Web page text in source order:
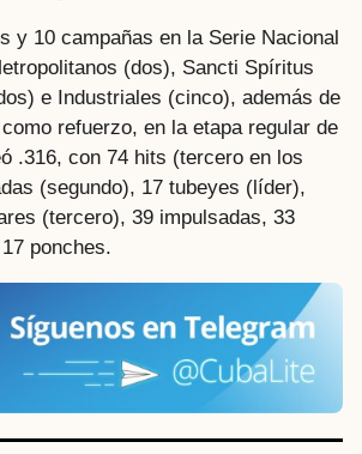
y 10 campañas en la Serie Nacional
(dos), Sancti Spíritus
e Industriales (cinco), además de
refuerzo, en la etapa regular de
.316, con 74 hits (tercero en los
(segundo), 17 tubeyes (líder),
(tercero), 39 impulsadas, 33
ponches.